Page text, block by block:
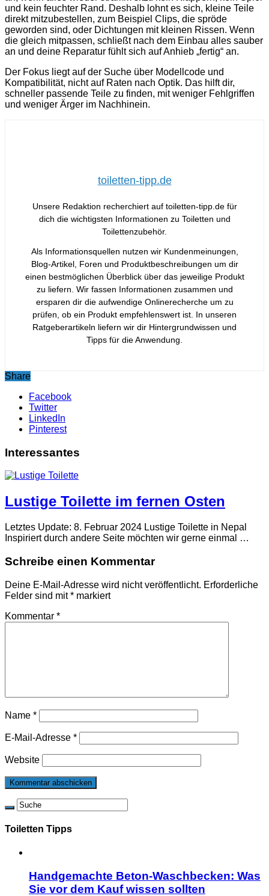
und kein feuchter Rand. Deshalb lohnt es sich, kleine Teile
direkt mitzubestellen, zum Beispiel Clips, die spröde
geworden sind, oder Dichtungen mit kleinen Rissen. Wenn
die gleich mitpassen, schließt nach dem Einbau alles sauber
an und deine Reparatur fühlt sich auf Anhieb „fertig“ an.
Der Fokus liegt auf der Suche über Modellcode und
Kompatibilität, nicht auf Raten nach Optik. Das hilft dir,
schneller passende Teile zu finden, mit weniger Fehlgriffen
und weniger Ärger im Nachhinein.
toiletten-tipp.de
Unsere Redaktion recherchiert auf toiletten-tipp.de für
dich die wichtigsten Informationen zu Toiletten und
Toilettenzubehör.
Als Informationsquellen nutzen wir Kundenmeinungen,
Blog-Artikel, Foren und Produktbeschreibungen um dir
einen bestmöglichen Überblick über das jeweilige Produkt
zu liefern. Wir fassen Informationen zusammen und
ersparen dir die aufwendige Onlinerecherche um zu
prüfen, ob ein Produkt empfehlenswert ist. In unseren
Ratgeberartikeln liefern wir dir Hintergrundwissen und
Tipps für die Anwendung.
Share
Facebook
Twitter
LinkedIn
Pinterest
Interessantes
Lustige Toilette im fernen Osten
Letztes Update: 8. Februar 2024 Lustige Toilette in Nepal
Inspiriert durch andere Seite möchten wir gerne einmal …
Schreibe einen Kommentar
Deine E-Mail-Adresse wird nicht veröffentlicht. Erforderliche
Felder sind mit* markiert
Kommentar *
Name *
E-Mail-Adresse *
Website
Toiletten Tipps
Handgemachte Beton-Waschbecken: Was
Sie vor dem Kauf wissen sollten